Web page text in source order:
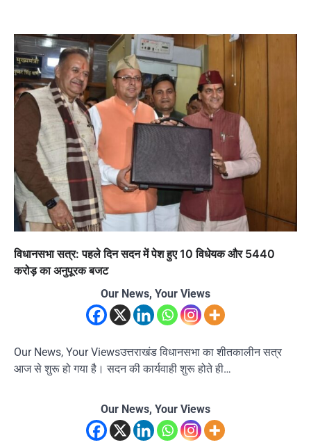
विधानसभा सत्र: पहले दिन सदन में पेश हुए 10 विधेयक और 5440
करोड़ का अनुपूरक बजट
Our News, Your Views
Our News, Your Viewsउत्तराखंड विधानसभा का शीतकालीन सत्र
आज से शुरू हो गया है। सदन की कार्यवाही शुरू होते ही…
Our News, Your Views